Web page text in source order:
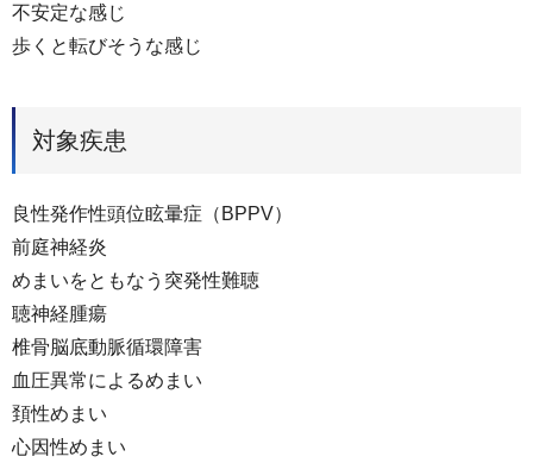
不安定な感じ
歩くと転びそうな感じ
対象疾患
良性発作性頭位眩暈症（BPPV）
前庭神経炎
めまいをともなう突発性難聴
聴神経腫瘍
椎骨脳底動脈循環障害
血圧異常によるめまい
頚性めまい
心因性めまい